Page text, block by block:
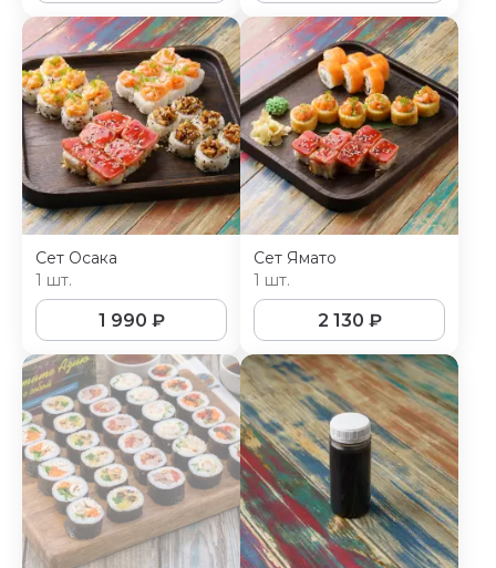
Сет Осака
1 шт.
1 990 ₽
Сет Ямато
1 шт.
2 130 ₽